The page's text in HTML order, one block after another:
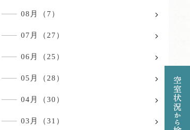
08月（7）
07月（27）
06月（25）
05月（28）
04月（30）
03月（31）